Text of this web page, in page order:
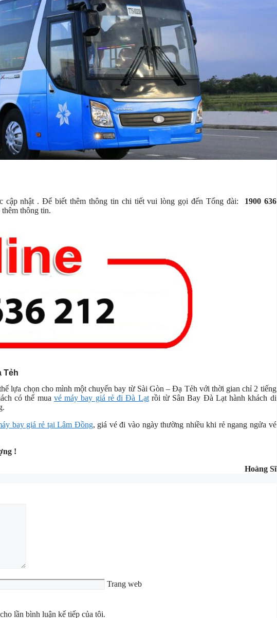
nhật . Để biết thêm thông tin chi tiết vui lòng gọi đến Tổng đài:
1900 636
thông tin.
Tẻh
lựa chọn cho mình một chuyến bay từ Sài Gòn – Đạ Tẻh với thời gian chỉ 2 tiếng
có thể mua vé máy bay giá rẻ đi Đà Lạtrồi từ Sân Bay Đà Lạt hành khách di
bay giá rẻ tại Lâm Đồng, giá vé đi vào ngày thường nhiều khi rẻ ngang ngửa vé
!
Hoàng Sĩ
Trang web
lần bình luận kế tiếp của tôi.